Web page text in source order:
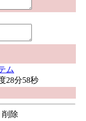
ム
28分58秒
削除